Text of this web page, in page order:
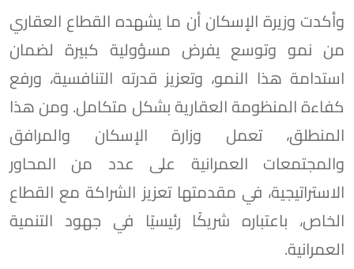
وأكدت وزيرة الإسكان أن ما يشهده القطاع العقاري
من نمو وتوسع يفرض مسؤولية كبيرة لضمان
استدامة هذا النمو، وتعزيز قدرته التنافسية، ورفع
كفاءة المنظومة العقارية بشكل متكامل. ومن هذا
المنطلق، تعمل وزارة الإسكان والمرافق
والمجتمعات العمرانية على عدد من المحاور
الاستراتيجية، في مقدمتها تعزيز الشراكة مع القطاع
الخاص، باعتباره شريكًا رئيسيًا في جهود التنمية
العمرانية.